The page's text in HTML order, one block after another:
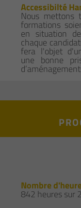
Accessibilté
Nous
formations
en situation
chaque
fera l'objet
une bonne
Nombre
842 heures sur